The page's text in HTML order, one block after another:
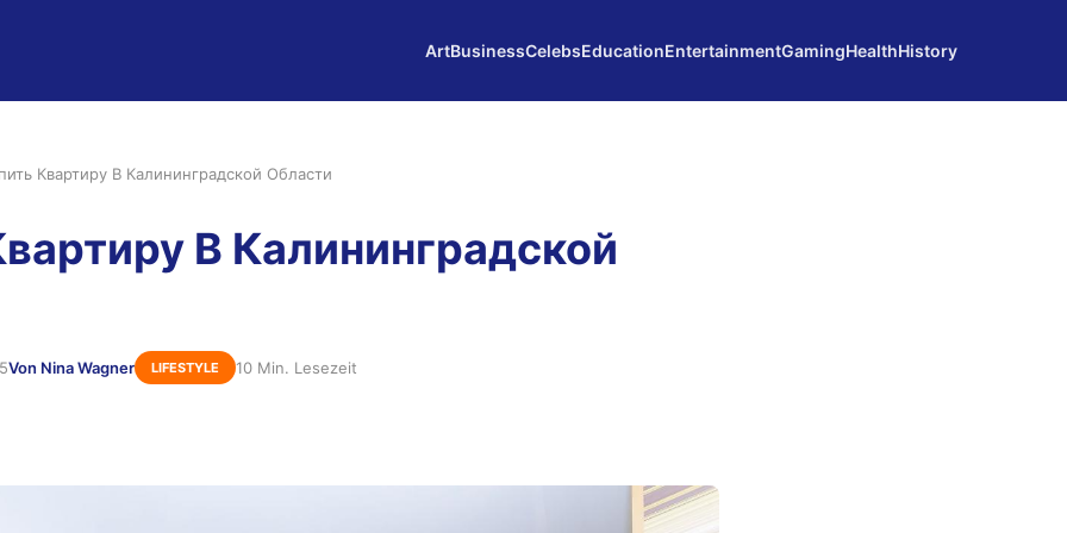
ArtBusinessCelebsEducationEntertainmentGamingHealthHistory
Квартиру В Калининградской Области
В Калининградской
Von Nina Wagner LIFESTYLE 10 Min. Lesezeit